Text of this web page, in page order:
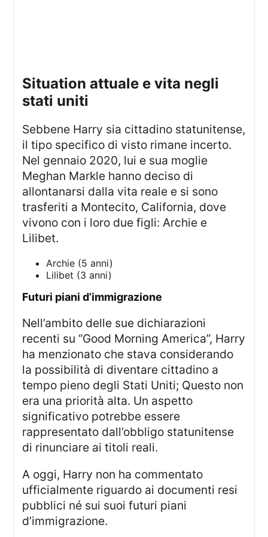
situation attuale e vita negli
stati uniti
Sebbene Harry sia cittadino statunitense,
il tipo specifico di visto rimane incerto.
Nel gennaio 2020, lui e sua moglie
Meghan Markle hanno deciso di
allontanarsi dalla vita reale e si sono
trasferiti a Montecito, California, dove
vivono con i loro due figli: Archie e
Lilibet.
Archie (5 anni)
Lilibet (3 anni)
futuri piani d’immigrazione
Nell’ambito delle sue dichiarazioni
recenti su “Good Morning America”, Harry
ha menzionato che stava considerando
la possibilità di diventare cittadino a
tempo pieno degli Stati Uniti; Questo non
era una priorità alta. Un aspetto
significativo potrebbe essere
rappresentato dall’obbligo statunitense
di rinunciare ai titoli reali.
A oggi, Harry non ha commentato
ufficialmente riguardo ai documenti resi
pubblici né sui suoi futuri piani
d’immigrazione.